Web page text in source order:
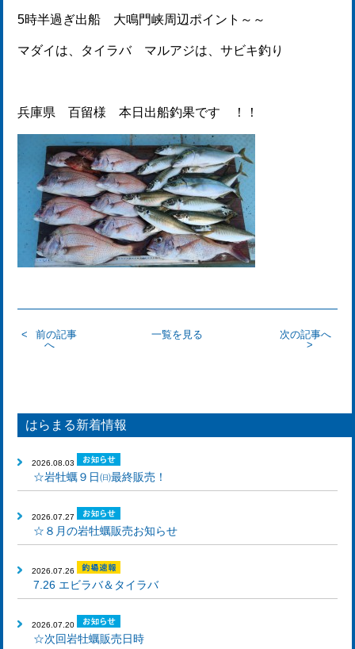
5時半過ぎ出船 大鳴門峡周辺ポイント～～
マダイは、タイラバ マルアジは、サビキ釣り
兵庫県 百留様 本日出船釣果です ！！
前の記事
へ
一覧を見る 次の記事へ
はらまる新着情報
2026.08.03
☆岩牡蠣９日㈰最終販売！
2026.07.27
☆８月の岩牡蠣販売お知らせ
2026.07.26
7.26 エビラバ＆タイラバ
2026.07.20
☆次回岩牡蠣販売日時